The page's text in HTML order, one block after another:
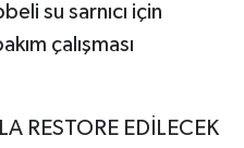
su sarnıcı için
çalışması
RESTORE EDİLECEK